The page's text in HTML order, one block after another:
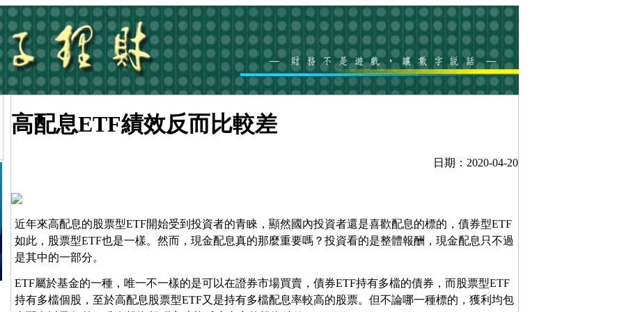
高配息ETF績效反而比較差
日期：2020-04-20
近年來高配息的股票型ETF開始受到投資者的青睞，顯然國內投資者還是喜歡配息的標的，債券型ETF
如此，股票型ETF也是一樣。然而，現金配息真的那麼重要嗎？投資看的是整體報酬，現金配息只不過
是其中的一部分。
ETF屬於基金的一種，唯一不一樣的是可以在證券市場買賣，債券ETF持有多檔的債券，而股票型ETF
持有多檔個股，至於高配息股票型ETF又是持有多檔配息率較高的股票。但不論哪一種標的，獲利均包